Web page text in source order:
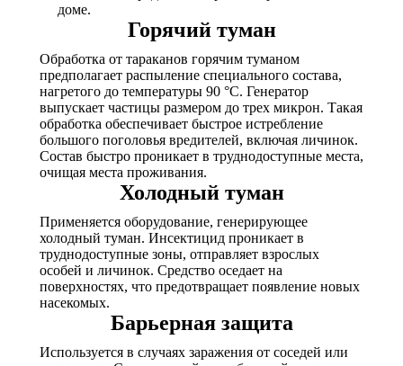
доме.
Горячий туман
Обработка от тараканов горячим туманом
предполагает распыление специального состава,
нагретого до температуры 90 °С. Генератор
выпускает частицы размером до трех микрон. Такая
обработка обеспечивает быстрое истребление
большого поголовья вредителей, включая личинок.
Состав быстро проникает в труднодоступные места,
очищая места проживания.
Холодный туман
Применяется оборудование, генерирующее
холодный туман. Инсектицид проникает в
труднодоступные зоны, отправляет взрослых
особей и личинок. Средство оседает на
поверхностях, что предотвращает появление новых
насекомых.
Барьерная защита
Используется в случаях заражения от соседей или